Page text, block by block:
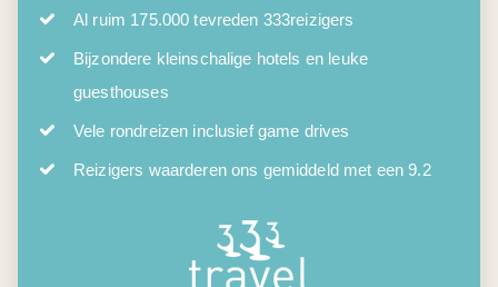
Al ruim 175.000 tevreden 333reizigers
Bijzondere kleinschalige hotels en leuke
guesthouses
Vele rondreizen inclusief game drives
Reizigers waarderen ons gemiddeld met een 9.2